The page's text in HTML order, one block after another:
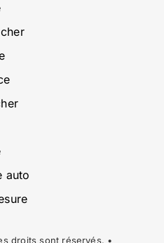
auto
droits sont réservés. •